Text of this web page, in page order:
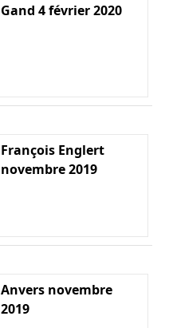
Gand 4 février 2020
François Englert
novembre 2019
Anvers novembre
2019